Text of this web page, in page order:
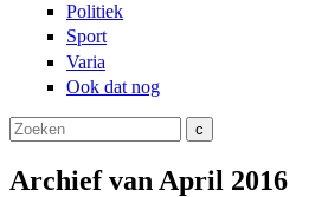
Politiek
Sport
Varia
Ook dat nog
Zoeken
Archief van April 2016